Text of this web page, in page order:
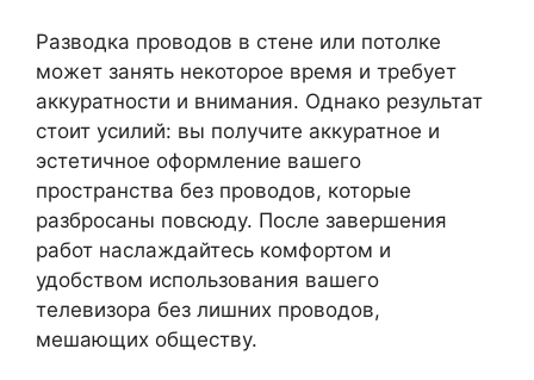
Разводка проводов в стене или потолке
может занять некоторое время и требует
аккуратности и внимания. Однако результат
стоит усилий: вы получите аккуратное и
эстетичное оформление вашего
пространства без проводов, которые
разбросаны повсюду. После завершения
работ наслаждайтесь комфортом и
удобством использования вашего
телевизора без лишних проводов,
мешающих обществу.